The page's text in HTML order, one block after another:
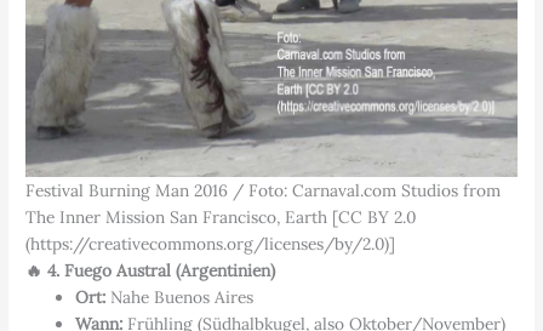
Festival Burning Man 2016 / Foto: Carnaval.com Studios from
The Inner Mission San Francisco, Earth [CC BY 2.0
(https://creativecommons.org/licenses/by/2.0)]
🔥 4. Fuego Austral (Argentinien)
Ort: Nahe Buenos Aires
Wann: Frühling (Südhalbkugel, also Oktober/November)